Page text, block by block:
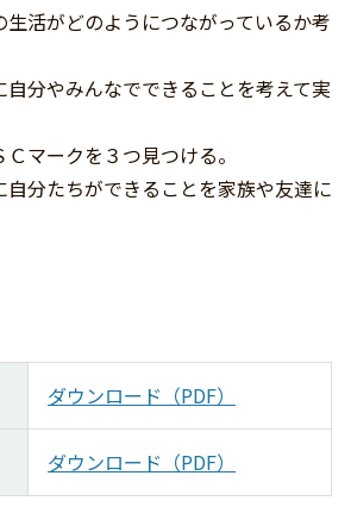
生活がどのようにつながっているか考
自分やみんなでできることを考えて実
マークを３つ見つける。
自分たちができることを家族や友達に
ダウンロード（PDF）
ダウンロード（PDF）